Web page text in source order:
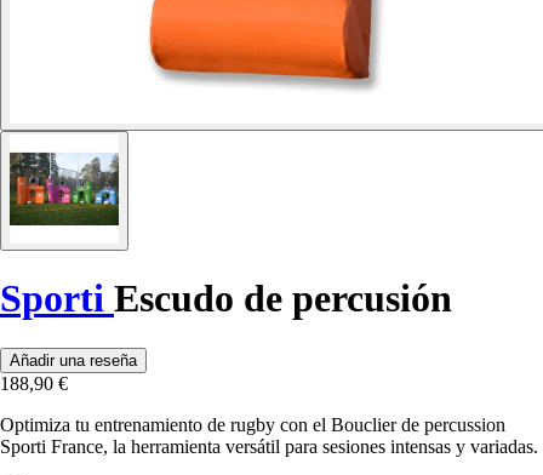
Sporti Escudo de percusión
Añadir una reseña
188,90 €
Optimiza tu entrenamiento de rugby con el Bouclier de percussion
Sporti France, la herramienta versátil para sesiones intensas y variadas.